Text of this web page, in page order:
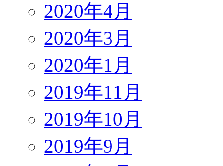
2020年4月
2020年3月
2020年1月
2019年11月
2019年10月
2019年9月